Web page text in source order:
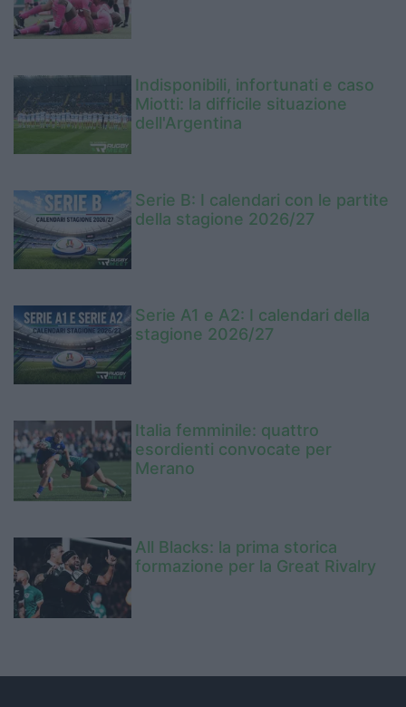
Indisponibili, infortunati e caso
Miotti: la difficile situazione
dell'Argentina
Serie B: I calendari con le partite
della stagione 2026/27
Serie A1 e A2: I calendari della
stagione 2026/27
Italia femminile: quattro
esordienti convocate per
Merano
All Blacks: la prima storica
formazione per la Great Rivalry